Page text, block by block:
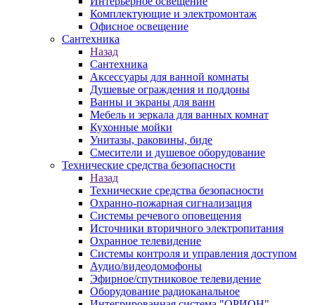
Комплектующие и электромонтаж
Офисное освещение
Сантехника
Назад
Сантехника
Аксессуары для ванной комнаты
Душевые ограждения и поддоны
Ванны и экраны для ванн
Мебель и зеркала для ванных комнат
Кухонные мойки
Унитазы, раковины, биде
Смесители и душевое оборудование
Технические средства безопасности
Назад
Технические средства безопасности
Охранно-пожарная сигнализация
Системы речевого оповещения
Источники вторичного электропитания
Охранное телевидение
Системы контроля и управления доступом
Аудио/видеодомофоны
Эфирное/спутниковое телевидение
Оборудование радиоканальное